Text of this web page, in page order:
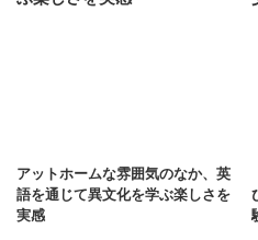
アットホームな雰囲気のなか、英
語を通じて異文化を学ぶ楽しさを
実感